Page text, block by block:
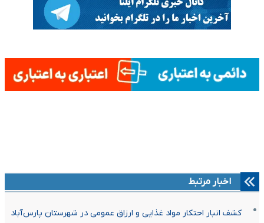
اخبار مرتبط
کشف انبار احتکار مواد غذایی و ارزاق عمومی در شهرستان پارس‌آباد